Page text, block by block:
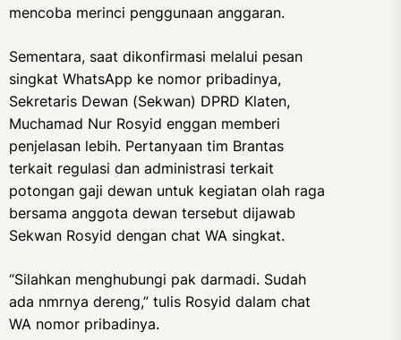
mencoba merinci penggunaan anggaran.
Sementara, saat dikonfirmasi melalui pesan
singkat WhatsApp ke nomor pribadinya,
Sekretaris Dewan (Sekwan) DPRD Klaten,
Muchamad Nur Rosyid enggan memberi
penjelasan lebih. Pertanyaan tim Brantas
terkait regulasi dan administrasi terkait
potongan gaji dewan untuk kegiatan olah raga
bersama anggota dewan tersebut dijawab
Sekwan Rosyid dengan chat WA singkat.
“Silahkan menghubungi pak darmadi. Sudah
ada nmrnya dereng,” tulis Rosyid dalam chat
WA nomor pribadinya.